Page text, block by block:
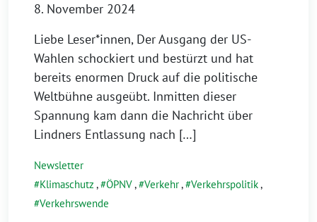
8. November 2024
Liebe Leser*innen, Der Ausgang der US-
Wahlen schockiert und bestürzt und hat
bereits enormen Druck auf die politische
Weltbühne ausgeübt. Inmitten dieser
Spannung kam dann die Nachricht über
Lindners Entlassung nach […]
Newsletter
Klimaschutz , ÖPNV, Verkehr, Verkehrspolitik,
Verkehrswende